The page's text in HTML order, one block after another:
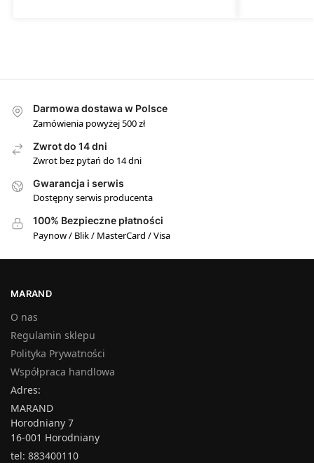
Darmowa dostawa w Polsce
Zamówienia powyżej 500 zł
Zwrot do 14 dni
Zwrot bez pytań do 14 dni
Gwarancja i serwis
Dostępny serwis producenta
100% Bezpieczne płatności
Paynow / Blik / MasterCard / Visa
MARAND
O nas
Regulamin sklepu
Polityka Prywatności
Współpraca handlowa
Adres:
MARAND
Horodniany 7
16-001 Horodniany
tel: 883400110